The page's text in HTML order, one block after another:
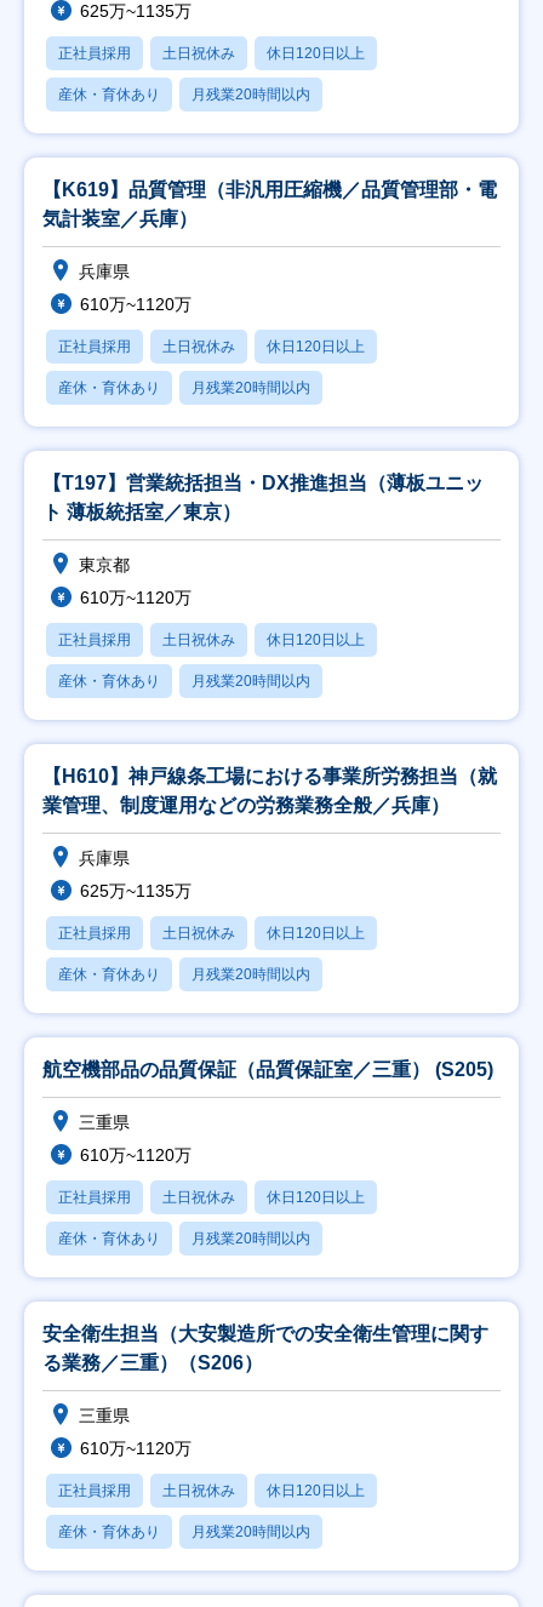
625万~1135万
正社員採用 土日祝休み 休日120日以上
産休・育休あり 月残業20時間以内
【K619】品質管理（非汎用圧縮機／品質管理部・電
気計装室／兵庫）
兵庫県
610万~1120万
正社員採用 土日祝休み 休日120日以上
産休・育休あり 月残業20時間以内
【T197】営業統括担当・DX推進担当（薄板ユニッ
ト 薄板統括室／東京）
東京都
610万~1120万
正社員採用 土日祝休み 休日120日以上
産休・育休あり 月残業20時間以内
【H610】神戸線条工場における事業所労務担当（就
業管理、制度運用などの労務業務全般／兵庫）
兵庫県
625万~1135万
正社員採用 土日祝休み 休日120日以上
産休・育休あり 月残業20時間以内
航空機部品の品質保証（品質保証室／三重） (S205)
三重県
610万~1120万
正社員採用 土日祝休み 休日120日以上
産休・育休あり 月残業20時間以内
安全衛生担当（大安製造所での安全衛生管理に関す
る業務／三重）（S206）
三重県
610万~1120万
正社員採用 土日祝休み 休日120日以上
産休・育休あり 月残業20時間以内